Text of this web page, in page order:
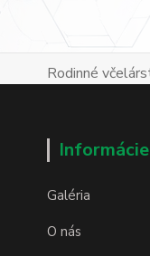
Rodinné
Galéria
O nás